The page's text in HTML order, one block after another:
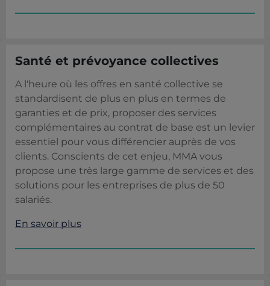
Santé et prévoyance collectives
A l'heure où les offres en santé collective se
standardisent de plus en plus en termes de
garanties et de prix, proposer des services
complémentaires au contrat de base est un levier
essentiel pour vous différencier auprès de vos
clients. Conscients de cet enjeu, MMA vous
propose une très large gamme de services et des
solutions pour les entreprises de plus de 50
salariés.
En savoir plus